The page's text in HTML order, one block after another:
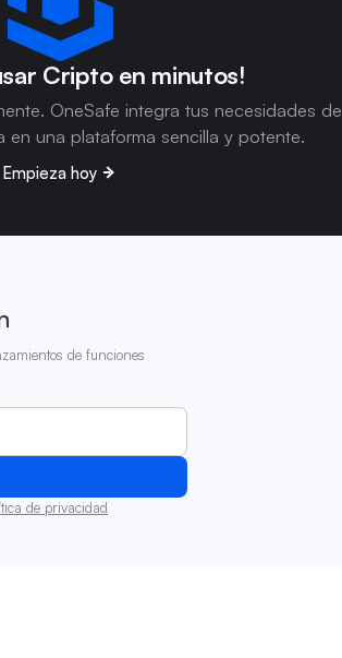
Cripto en minutos!
OneSafe integra tus necesidades de
en una plataforma sencilla y potente.
Empieza hoy
de funciones
de privacidad